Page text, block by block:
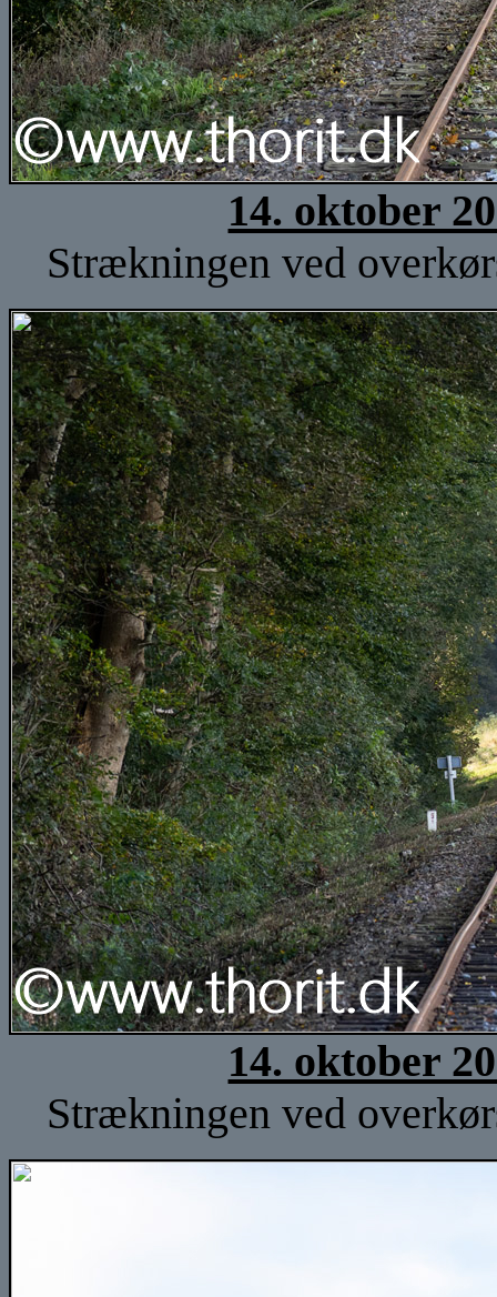
14. oktober
Strækningen ved
14. oktober
Strækningen ved